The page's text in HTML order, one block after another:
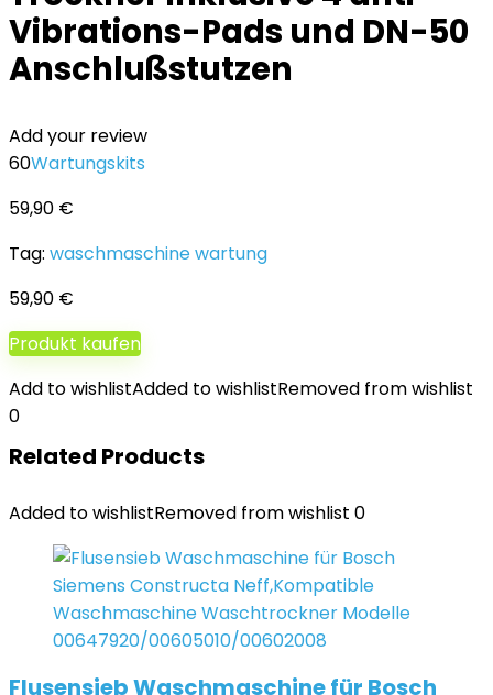
Vibrations-Pads und DN-50
Anschlußstutzen
Add your review
60Wartungskits
59,90 €
Tag: waschmaschine wartung
59,90 €
Produkt kaufen
Add to wishlistAdded to wishlistRemoved from wishlist
0
Related Products
Added to wishlistRemoved from wishlist 0
Flusensieb Waschmaschine für Bosch